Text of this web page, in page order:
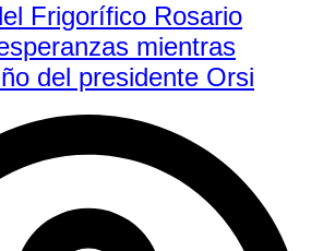
Frigorífico Rosario
mientras
del presidente Orsi